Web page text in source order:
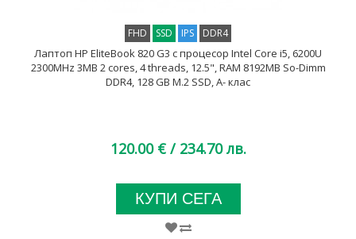
FHD SSD IPS DDR4
Лаптоп HP EliteBook 820 G3 с процесор Intel Core i5, 6200U
2300MHz 3MB 2 cores, 4 threads, 12.5", RAM 8192MB So-Dimm
DDR4, 128 GB M.2 SSD, A- клас
120.00 € / 234.70 лв.
КУПИ СЕГА